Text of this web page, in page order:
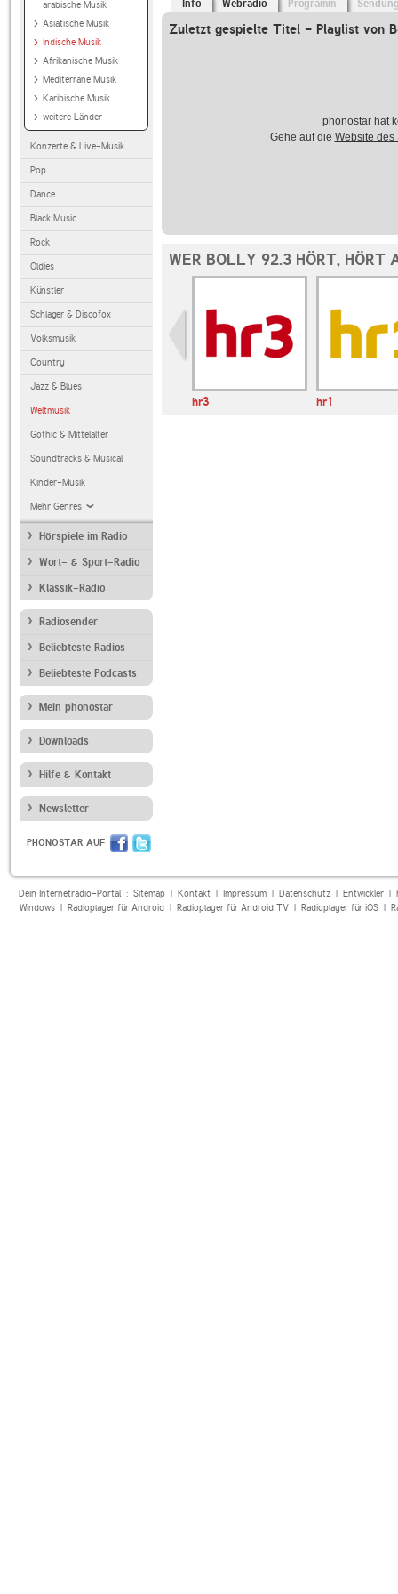
arabische Musik
Asiatische Musik
Indische Musik
Afrikanische Musik
Mediterrane Musik
Karibische Musik
weitere Länder
Konzerte & Live-Musik
Pop
Dance
Black Music
Rock
Oldies
Künstler
Schlager & Discofox
Volksmusik
Country
Jazz & Blues
Weltmusik
Gothic & Mittelalter
Soundtracks & Musical
Kinder-Musik
Mehr Genres
Hörspiele im Radio
Wort- & Sport-Radio
Klassik-Radio
Radiosender
Beliebteste Radios
Beliebteste Podcasts
Mein phonostar
Downloads
Hilfe & Kontakt
Newsletter
PHONOSTAR AUF
Info Webradio Programm
Zuletzt gespielte Titel - Playlist von
phonostar hat
Gehe auf die Website des
WER BOLLY 92.3 HÖRT, HÖRT
hr3 hr1
Dein Internetradio-Portal : Sitemap| Kontakt| Impressum| Datenschutz| Entwickler|
Windows| Radioplayer für Android| Radioplayer für Android TV| Radioplayer für iOS|